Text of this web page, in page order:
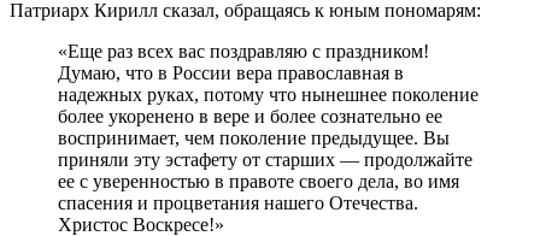
Патриарх Кирилл сказал, обращаясь к юным пономарям:
«Еще раз всех вас поздравляю с праздником!
Думаю, что в России вера православная в
надежных руках, потому что нынешнее поколение
более укоренено в вере и более сознательно ее
воспринимает, чем поколение предыдущее. Вы
приняли эту эстафету от старших — продолжайте
ее с уверенностью в правоте своего дела, во имя
спасения и процветания нашего Отечества.
Христос Воскресе!»